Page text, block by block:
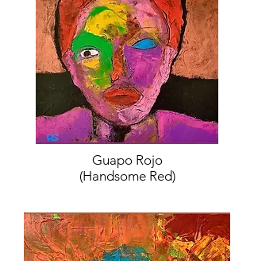
Guapo Rojo
(Handsome Red)